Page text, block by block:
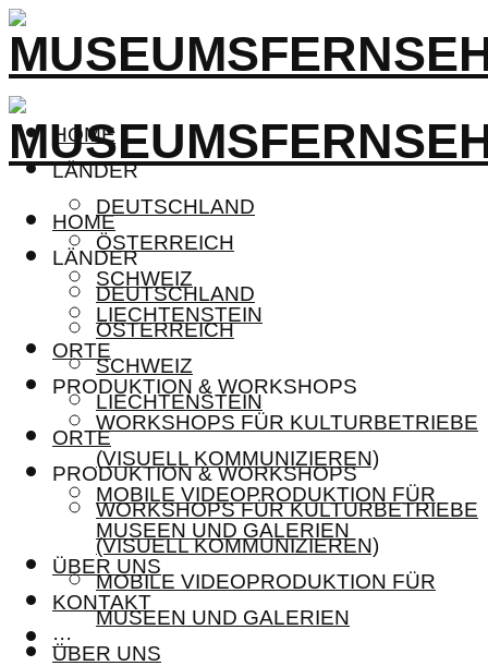
HOME
LÄNDER
DEUTSCHLAND
ÖSTERREICH
SCHWEIZ
LIECHTENSTEIN
ORTE
PRODUKTION & WORKSHOPS
WORKSHOPS FÜR KULTURBETRIEBE
(VISUELL KOMMUNIZIEREN)
MOBILE VIDEOPRODUKTION FÜR
MUSEEN UND GALERIEN
ÜBER UNS
KONTAKT
···
HOME
LÄNDER
DEUTSCHLAND
ÖSTERREICH
SCHWEIZ
LIECHTENSTEIN
ORTE
PRODUKTION & WORKSHOPS
WORKSHOPS FÜR KULTURBETRIEBE
(VISUELL KOMMUNIZIEREN)
MOBILE VIDEOPRODUKTION FÜR
MUSEEN UND GALERIEN
ÜBER UNS